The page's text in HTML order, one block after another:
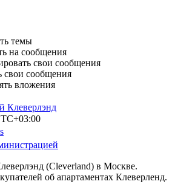
темы
на сообщения
свои сообщения
свои сообщения
вложения
Клеверлэнд
(Cleverland) в Москве.
об апартаментах Клеверленд.